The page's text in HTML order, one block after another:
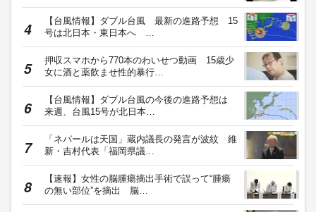
【台風情報】ダブル台風 最新の進路予想 15
号は北日本・東日本へ …
押収スマホから770本のわいせつ動画 15歳少
女に酒と薬飲ませ性的暴行…
【台風情報】ダブル台風の今後の進路予想は
来週、台風15号が北日本…
「ネパールは天国」蔵内議長の発言が波紋 維
新・吉村代表「福岡県議…
【速報】女性の脳腫瘍摘出手術で誤って“腫瘍
の無い部位”を摘出 脳…